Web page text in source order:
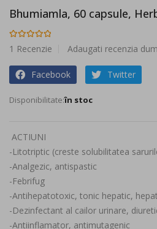
the
beginning
of
images
Bhumiamla, 60 capsule,
Rating:
100
% of 100
1 Recenzie Adaugati recenzia
Facebook Twitter
în stoc
ACTIUNI
-Litotriptic (creste solubilitatea
-Analgezic, antispastic
-Febrifug
-Antihepatotoxic, tonic hepatic,
-Dezinfectant al cailor urinare,
-Antiinflamator, antimutagenic